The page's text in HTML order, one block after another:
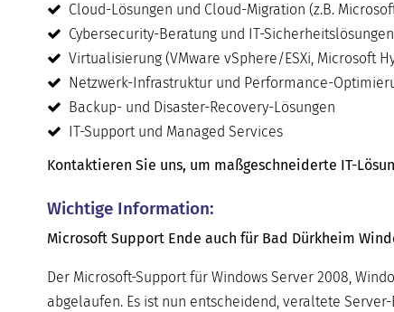
Cloud-Lösungen und Cloud-Migration (z.B.
Cybersecurity-Beratung und IT-
Virtualisierung (VMware vSphere/ESXi, Microsoft
Netzwerk-Infrastruktur und Performance-
Backup- und Disaster-Recovery-Lösungen
IT-Support und Managed Services
Kontaktieren Sie uns, um maßgeschneiderte IT-
Wichtige Information:
Microsoft Support Ende auch für Bad Dürkheim
Der Microsoft-Support für Windows Server 2008,
abgelaufen. Es ist nun entscheidend, veraltete